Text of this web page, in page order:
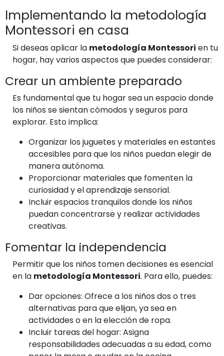
Implementando la metodología
Montessori en casa
Si deseas aplicar la metodología Montessori en tu
hogar, hay varios aspectos que puedes considerar:
Crear un ambiente preparado
Es fundamental que tu hogar sea un espacio donde
los niños se sientan cómodos y seguros para
explorar. Esto implica:
Organizar los juguetes y materiales en estantes
accesibles para que los niños puedan elegir de
manera autónoma.
Proporcionar materiales que fomenten la
curiosidad y el aprendizaje sensorial.
Incluir espacios tranquilos donde los niños
puedan concentrarse y realizar actividades
creativas.
Fomentar la independencia
Permitir que los niños tomen decisiones es esencial
en la metodología Montessori. Para ello, puedes:
Dar opciones: Ofrece a los niños dos o tres
alternativas para que elijan, ya sea en
actividades o en la elección de ropa.
Incluir tareas del hogar: Asigna
responsabilidades adecuadas a su edad, como